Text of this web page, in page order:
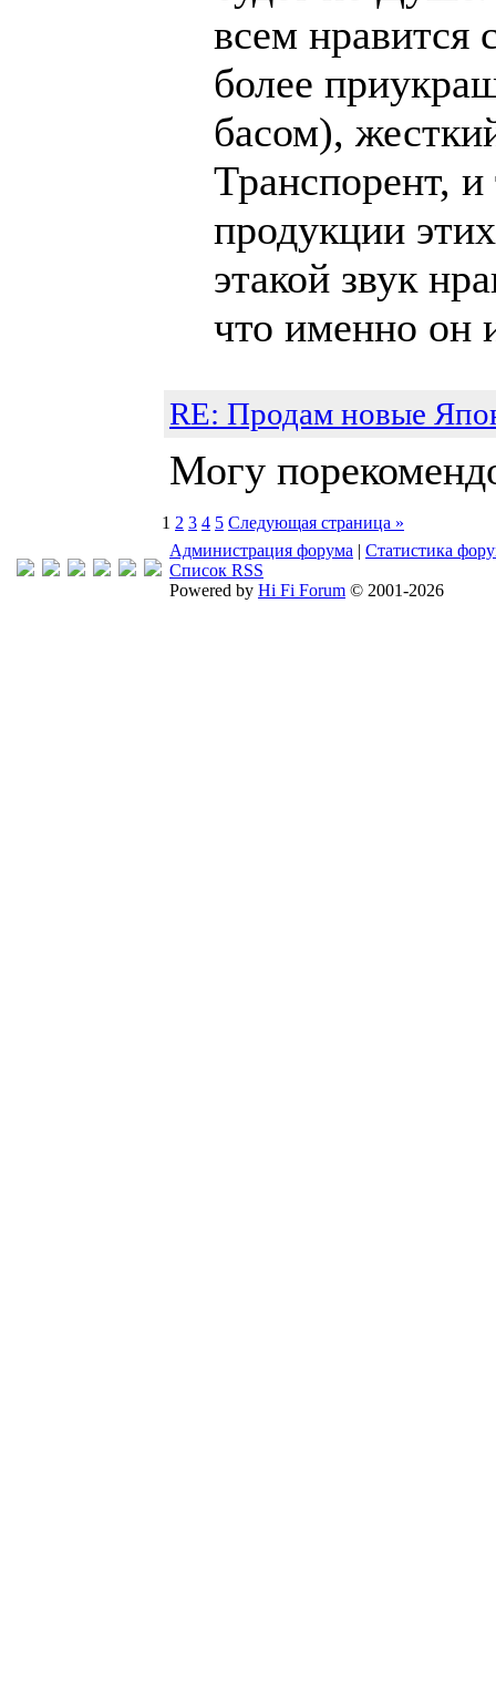
всем нравится
более
басом),
Транспорент,
продукции
этакой звук
что именно он
RE: Продам новые
Могу
1 2 3 4 5 Следующая страница »
Администрация форума | Статистика
Список RSS
Powered by Hi Fi Forum © 2001-2026